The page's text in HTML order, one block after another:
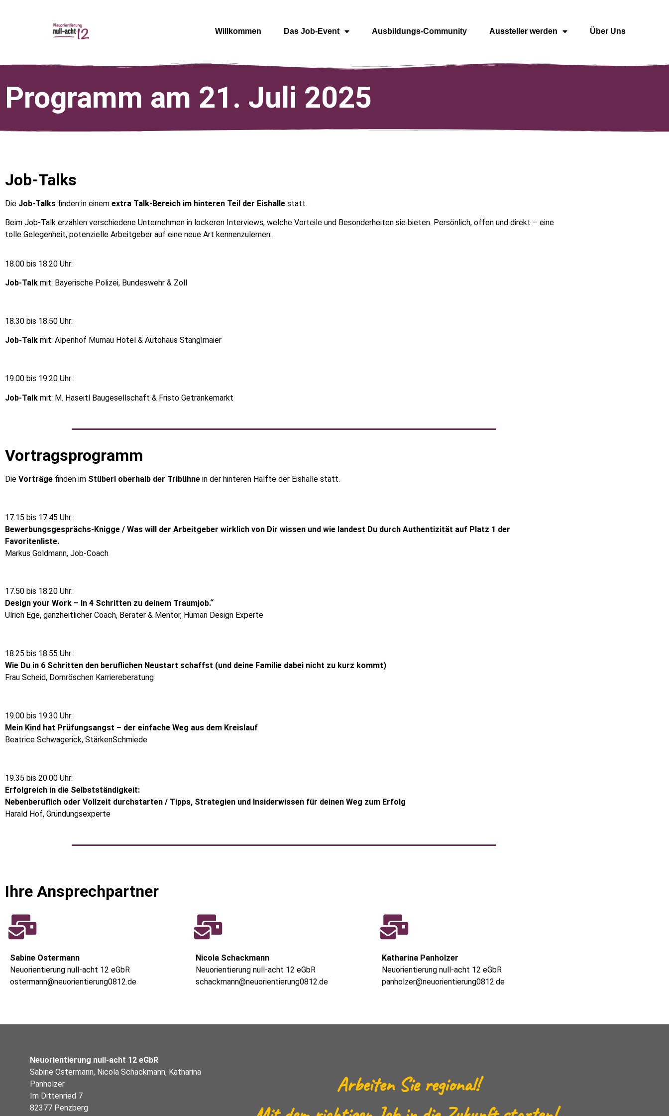
Willkommen Das Job-Event Ausbildungs-Community Aussteller werden Über Uns
Programm am 21. Juli 2025
Job-Talks
Die Job-Talks finden in einem extra Talk-Bereich im hinteren Teil der Eishalle statt.
Beim Job-Talk erzählen verschiedene Unternehmen in lockeren Interviews, welche Vorteile und Besonderheiten sie bieten. Persönlich, offen und direkt – eine
tolle Gelegenheit, potenzielle Arbeitgeber auf eine neue Art kennenzulernen.
18.00 bis 18.20 Uhr:
Job-Talk mit: Bayerische Polizei, Bundeswehr & Zoll
18.30 bis 18.50 Uhr:
Job-Talk mit: Alpenhof Murnau Hotel & Autohaus Stanglmaier
19.00 bis 19.20 Uhr:
Job-Talk mit: M. Haseitl Baugesellschaft & Fristo Getränkemarkt
Vortragsprogramm
Die Vorträge finden im Stüberl oberhalb der Tribühne in der hinteren Hälfte der Eishalle statt.
17.15 bis 17.45 Uhr:
Bewerbungsgesprächs-Knigge / Was will der Arbeitgeber wirklich von Dir wissen und wie landest Du durch Authentizität auf Platz 1 der
Favoritenliste.
Markus Goldmann, Job-Coach
17.50 bis 18.20 Uhr:
Design your Work – In 4 Schritten zu deinem Traumjob.“
Ulrich Ege, ganzheitlicher Coach, Berater & Mentor, Human Design Experte
18.25 bis 18.55 Uhr:
Wie Du in 6 Schritten den beruflichen Neustart schaffst (und deine Familie dabei nicht zu kurz kommt)
Frau Scheid, Dornröschen Karriereberatung
19.00 bis 19.30 Uhr:
Mein Kind hat Prüfungsangst – der einfache Weg aus dem Kreislauf
Beatrice Schwagerick, StärkenSchmiede
19.35 bis 20.00 Uhr:
Erfolgreich in die Selbstständigkeit:
Nebenberuflich oder Vollzeit durchstarten / Tipps, Strategien und Insiderwissen für deinen Weg zum Erfolg
Harald Hof, Gründungsexperte
Ihre Ansprechpartner
Sabine Ostermann
Neuorientierung null-acht 12 eGbR
ostermann@neuorientierung0812.de
Nicola Schackmann
Neuorientierung null-acht 12 eGbR
schackmann@neuorientierung0812.de
Katharina Panholzer
Neuorientierung null-acht 12 eGbR
panholzer@neuorientierung0812.de
Neuorientierung null-acht 12 eGbR
Sabine Ostermann, Nicola Schackmann, Katharina
Panholzer
Im Dittenried 7
82377 Penzberg
Arbeiten Sie regional!